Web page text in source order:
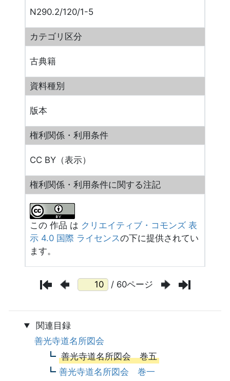
N290.2/120/1-5
カテゴリ区分
古典籍
資料種別
版本
権利関係・利用条件
CC BY（表示）
権利関係・利用条件に関する注記
この 作品 は クリエイティブ・コモンズ 表
示 4.0 国際 ライセンスの下に提供されてい
ます。
/ 60ページ
関連目録
善光寺道名所図会
善光寺道名所図会 巻五
善光寺道名所図会 巻一